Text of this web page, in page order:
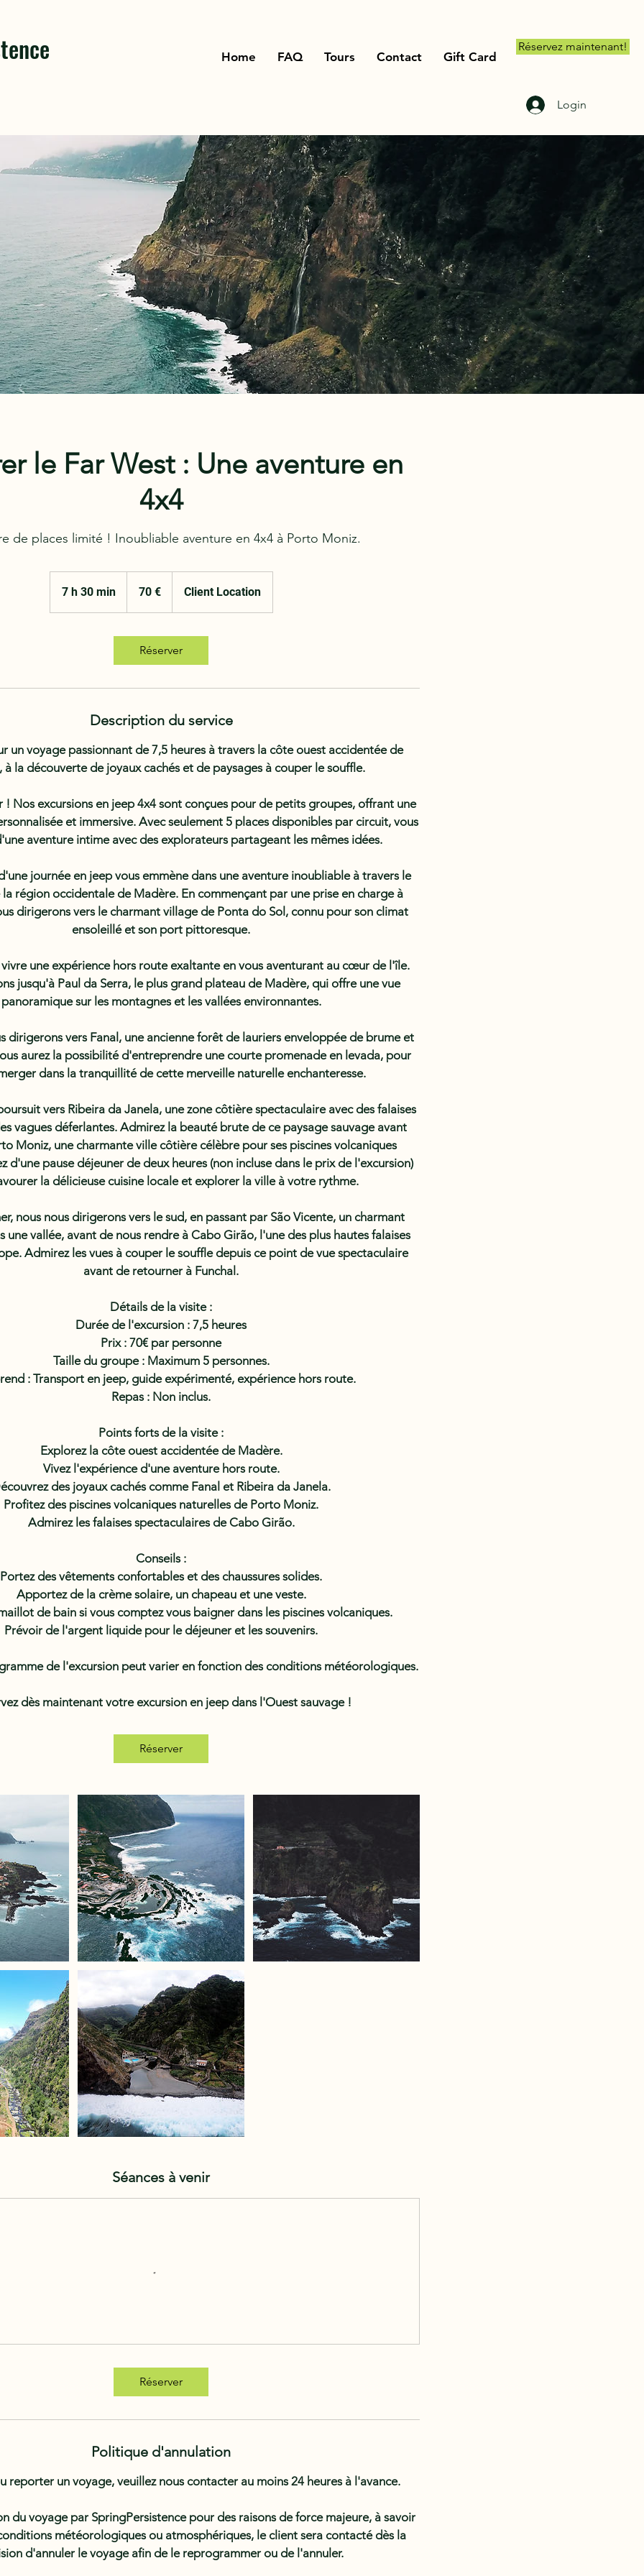
Home FAQ Tours Contact Gift Card
Réservez maintenant!
Login
le Far West : Une aventure en
4x4
de places limité ! Inoubliable aventure en 4x4 à Porto Moniz.
7 h 30 min7
h
70 € Client Location
Réserver
Description du service
un voyage passionnant de 7,5 heures à travers la côte ouest accidentée de
à la découverte de joyaux cachés et de paysages à couper le souffle.
! Nos excursions en jeep 4x4 sont conçues pour de petits groupes, offrant une
et immersive. Avec seulement 5 places disponibles par circuit, vous
aventure intime avec des explorateurs partageant les mêmes idées.
journée en jeep vous emmène dans une aventure inoubliable à travers le
région occidentale de Madère. En commençant par une prise en charge à
dirigerons vers le charmant village de Ponta do Sol, connu pour son climat
ensoleillé et son port pittoresque.
une expérience hors route exaltante en vous aventurant au cœur de l'île.
jusqu'à Paul da Serra, le plus grand plateau de Madère, qui offre une vue
panoramique sur les montagnes et les vallées environnantes.
dirigerons vers Fanal, une ancienne forêt de lauriers enveloppée de brume et
aurez la possibilité d'entreprendre une courte promenade en levada, pour
dans la tranquillité de cette merveille naturelle enchanteresse.
vers Ribeira da Janela, une zone côtière spectaculaire avec des falaises
vagues déferlantes. Admirez la beauté brute de ce paysage sauvage avant
Moniz, une charmante ville côtière célèbre pour ses piscines volcaniques
d'une pause déjeuner de deux heures (non incluse dans le prix de l'excursion)
la délicieuse cuisine locale et explorer la ville à votre rythme.
nous nous dirigerons vers le sud, en passant par São Vicente, un charmant
une vallée, avant de nous rendre à Cabo Girão, l'une des plus hautes falaises
Admirez les vues à couper le souffle depuis ce point de vue spectaculaire
avant de retourner à Funchal.
Détails de la visite :
Durée de l'excursion : 7,5 heures
Prix : 70€ par personne
Taille du groupe : Maximum 5 personnes.
: Transport en jeep, guide expérimenté, expérience hors route.
Repas : Non inclus.
Points forts de la visite :
Explorez la côte ouest accidentée de Madère.
Vivez l'expérience d'une aventure hors route.
des joyaux cachés comme Fanal et Ribeira da Janela.
Profitez des piscines volcaniques naturelles de Porto Moniz.
Admirez les falaises spectaculaires de Cabo Girão.
Conseils :
Portez des vêtements confortables et des chaussures solides.
Apportez de la crème solaire, un chapeau et une veste.
de bain si vous comptez vous baigner dans les piscines volcaniques.
Prévoir de l'argent liquide pour le déjeuner et les souvenirs.
de l'excursion peut varier en fonction des conditions météorologiques.
dès maintenant votre excursion en jeep dans l'Ouest sauvage !
Réserver
Séances à venir
Réserver
Politique d'annulation
reporter un voyage, veuillez nous contacter au moins 24 heures à l'avance.
du voyage par SpringPersistence pour des raisons de force majeure, à savoir
météorologiques ou atmosphériques, le client sera contacté dès la
d'annuler le voyage afin de le reprogrammer ou de l'annuler.